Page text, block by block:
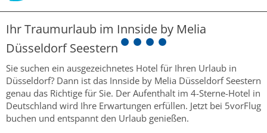
Ihr Traumurlaub im Innside by Melia
Düsseldorf Seestern
Sie suchen ein ausgezeichnetes Hotel für Ihren Urlaub in
Düsseldorf? Dann ist das Innside by Melia Düsseldorf Seestern
genau das Richtige für Sie. Der Aufenthalt im 4-Sterne-Hotel in
Deutschland wird Ihre Erwartungen erfüllen. Jetzt bei 5vorFlug
buchen und entspannt den Urlaub genießen.